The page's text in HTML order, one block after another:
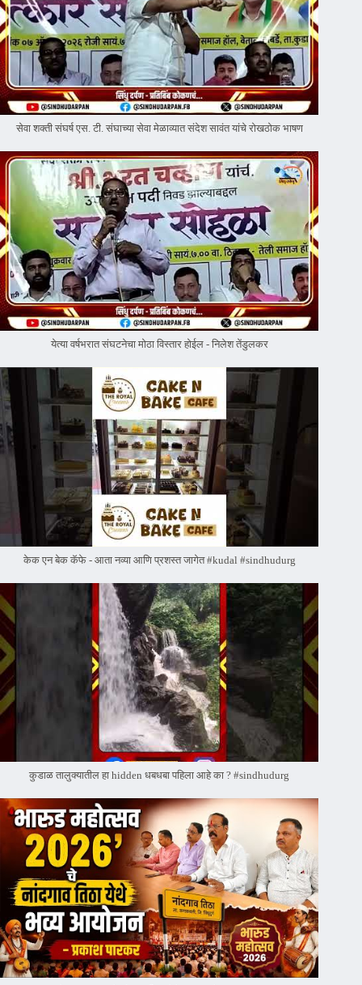
सेवा शक्ती संघर्ष एस. टी. संघाच्या सेवा मेळाव्यात संदेश सावंत यांचे रोखठोक भाषण
येत्या वर्षभरात संघटनेचा मोठा विस्तार होईल - निलेश तेंडुलकर
केक एन बेक कॅफे - आता नव्या आणि प्रशस्त जागेत #kudal #sindhudurg
कुडाळ तालुक्यातील हा hidden धबधबा पहिला आहे का ? #sindhudurg